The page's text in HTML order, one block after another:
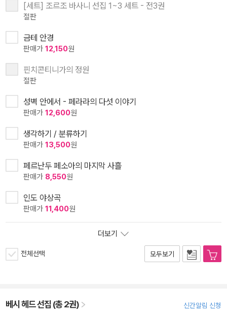
[세트] 조르조 바사니 선집 1~3 세트 - 전3권
절판
금테 안경
판매가 12,150원
핀치콘티니가의 정원
절판
성벽 안에서 - 페라라의 다섯 이야기
판매가 12,600원
생각하기 / 분류하기
판매가 13,500원
페르난두 페소아의 마지막 사흘
판매가 8,550원
인도 야상곡
판매가 11,400원
더보기
전체선택 모두보기
베시 헤드 선집 (총 2권) 신간알림 신청